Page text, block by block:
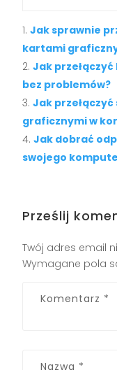
Jak sprawnie
kartami
Jak
bez problemów?
Jak
graficznymi w
Jak dobrać
swojego
Prześlij
Twój adres email
Wymagane pola